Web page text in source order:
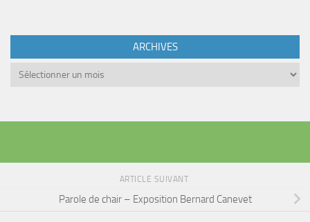
ARCHIVES
Archives
ARTICLE SUIVANT
Parole de chair – Exposition Bernard Canevet